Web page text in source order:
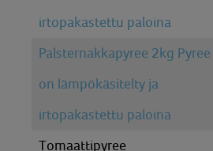
irtopakastettu paloina
Palsternakkapyree 2kg Pyree
on lämpökäsitelty ja
irtopakastettu paloina
Tomaattipyree